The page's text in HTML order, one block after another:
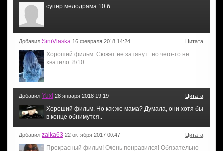
супер мелодрама 10 б
Добавил SiniVlaska 16 февраля 2018 14:24 Цитата
Хороший фильм. Сюжет не затянут...но чего-то не
хватило. 8/10
Добавил Yuxi 28 января 2018 19:19 Цитата
Хороший фильм. Но как же мама? Думала, они хотя бы
в конце обнимутся..
Добавил zaika63 22 октября 2017 00:47 Цитата
Прекрасный фильм! Очень понравился! Обязательно